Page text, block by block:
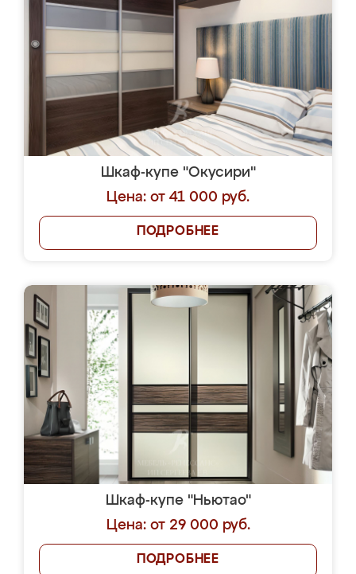
Шкаф-купе "Окусири"
Цена: от 41 000 руб.
ПОДРОБНЕЕ
Шкаф-купе "Ньютао"
Цена: от 29 000 руб.
ПОДРОБНЕЕ